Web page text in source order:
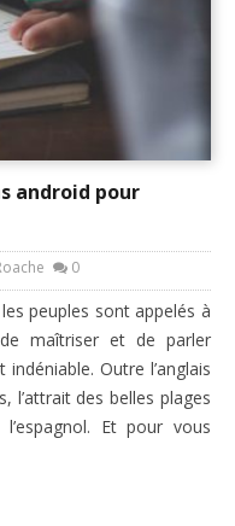
android pour
0
peuples sont appelés à
maîtriser et de parler
Outre l’anglais
l’attrait des belles plages
Et pour vous